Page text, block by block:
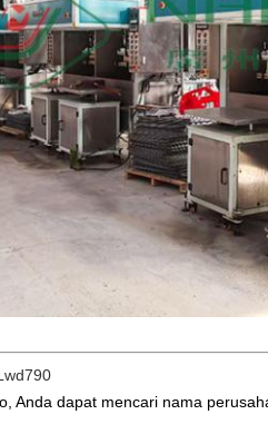
Anda dapat mencari nama